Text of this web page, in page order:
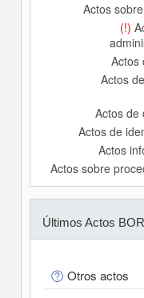
Actos
(!)
Actos
Actos
Actos de
Actos de
Actos
Actos sobre
Últimos Actos
Otros actos